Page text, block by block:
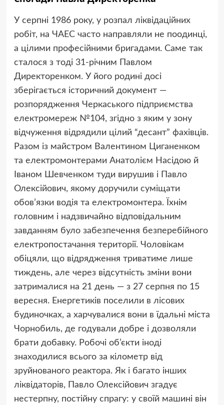
У серпні 1986 року, у розпал ліквідаційних
робіт, на ЧАЕС часто направляли не поодинці,
а цілими професійними бригадами. Саме так
сталося з тоді 31-річним Павлом
Директоренком. У його родині досі
зберігається історичний документ —
розпорядження Черкаського підприємства
електромереж №104, згідно з яким у зону
відчуження відрядили цілий “десант” фахівців.
Разом із майстром Валентином Циганенком
та електромонтерами Анатолієм Насідою й
Іваном Шевченком туди вирушив і Павло
Олексійович, якому доручили суміщати
обов’язки водія та електромонтера. Їхнім
головним і надзвичайно відповідальним
завданням було забезпечення безперебійного
електропостачання території. Чоловікам
обіцяли, що відрядження триватиме лише
тиждень, але через відсутність зміни вони
затрималися на 21 день — з 27 серпня по 15
вересня. Енергетиків поселили в лісових
будиночках, а харчувалися вони в їдальні міста
Чорнобиль, де годували добре і дозволяли
брати добавку. Робочі об’єкти іноді
знаходилися всього за кілометр від
зруйнованого реактора. Як і багато інших
ліквідаторів, Павло Олексійович згадує
нестерпну, постійну спрагу: у своїй машині він